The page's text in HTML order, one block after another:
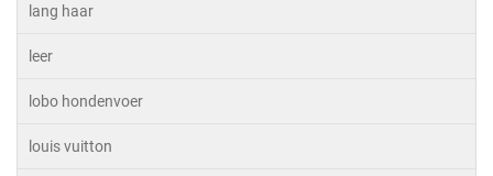
lang haar
leer
lobo hondenvoer
louis vuitton